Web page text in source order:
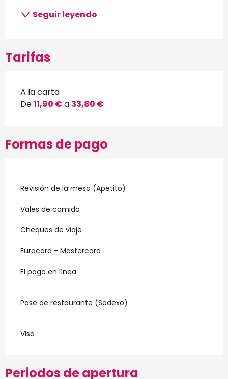
Seguir leyendo
Tarifas
A la carta
De11,90 € a 33,80 €
Formas de pago
Revisión de la mesa (Apetito)
Vales de comida
Cheques de viaje
Eurocard - Mastercard
El pago en línea
Pase de restaurante (Sodexo)
Visa
Periodos de apertura